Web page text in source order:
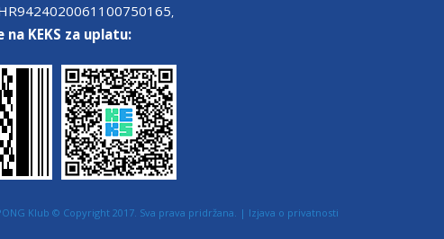
,
na KEKS za uplatu:
Klub © Copyright 2017. Sva prava pridržana. | Izjava o privatnosti